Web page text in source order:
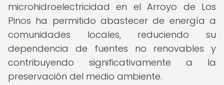
microhidroelectricidad en el Arroyo de Los
Pinos ha permitido abastecer de energía a
comunidades locales, reduciendo su
dependencia de fuentes no renovables y
contribuyendo significativamente a la
preservación del medio ambiente.